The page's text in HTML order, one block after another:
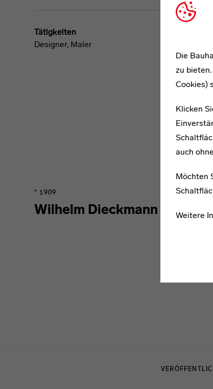
Die
zu
Cookies)
Klicken
auch
Möchten
Weitere
Tätigkeiten
Designer, Maler
Wilhelm Dieckmann
* 1909